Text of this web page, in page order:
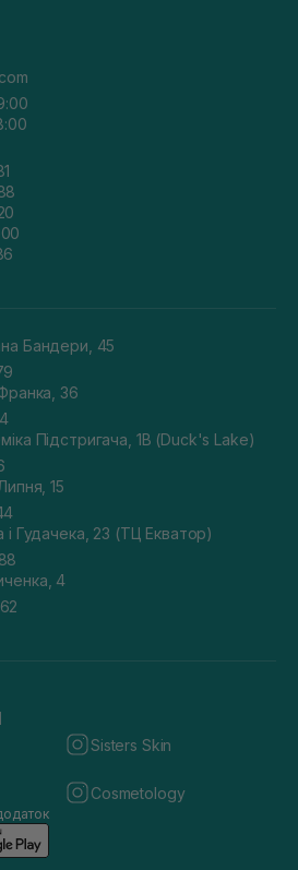
Бандери, 45
36
Підстригача, 1В (Duck's Lake)
15
і Гудачека, 23 (ТЦ Екватор)
4
Sisters Skin
Cosmetology